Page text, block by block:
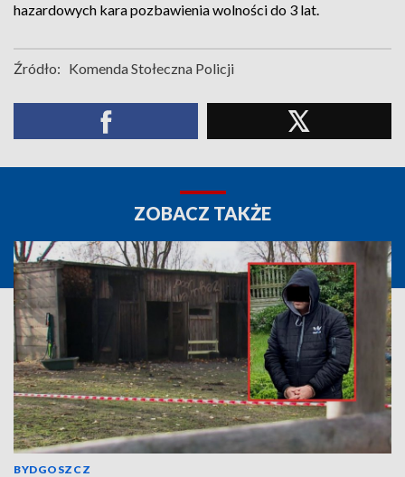
hazardowych kara pozbawienia wolności do 3 lat.
Źródło: Komenda Stołeczna Policji
ZOBACZ TAKŻE
BYDGOSZCZ